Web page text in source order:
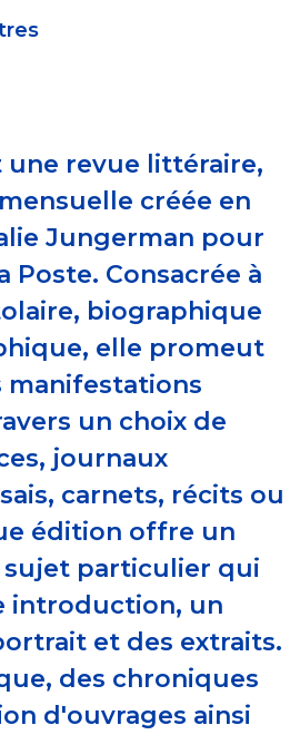
revue littéraire,
créée en
Jungerman pour
Poste. Consacrée à
biographique
elle promeut
manifestations
un choix de
journaux
carnets, récits ou
édition offre un
sujet particulier qui
introduction, un
et des extraits.
des chroniques
d'ouvrages ainsi